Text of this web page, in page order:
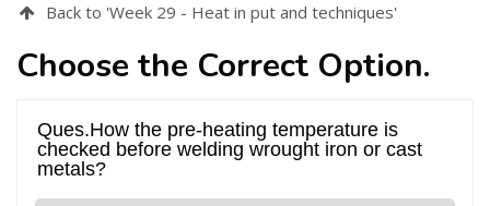
Back to 'Week 29 - Heat in put and techniques'
Choose the Correct Option.